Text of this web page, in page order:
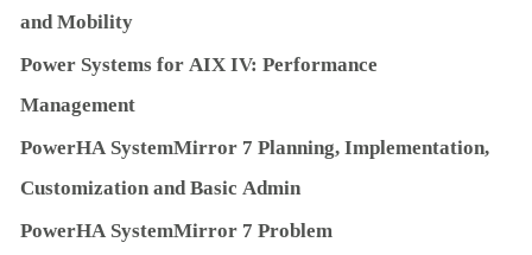
and Mobility
Power Systems for AIX IV: Performance
Management
PowerHA SystemMirror 7 Planning, Implementation,
Customization and Basic Admin
PowerHA SystemMirror 7 Problem